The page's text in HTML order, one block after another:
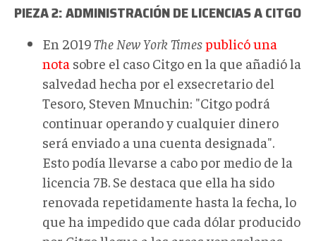
PIEZA 2: ADMINISTRACIÓN DE LICENCIAS A CITGO
En 2019 The New York Timespublicó una
nota sobre el caso Citgo en la que añadió la
salvedad hecha por el exsecretario del
Tesoro, Steven Mnuchin: "Citgo podrá
continuar operando y cualquier dinero
será enviado a una cuenta designada".
Esto podía llevarse a cabo por medio de la
licencia 7B. Se destaca que ella ha sido
renovada repetidamente hasta la fecha, lo
que ha impedido que cada dólar producido